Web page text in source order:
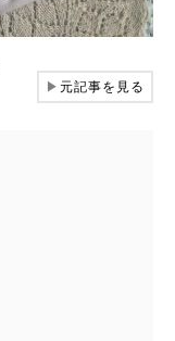
▶元記事を見る